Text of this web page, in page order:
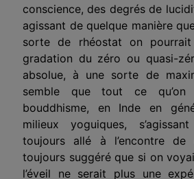
conscience, des degrés de
agissant de quelque manière
sorte de rhéostat on
gradation du zéro ou quasi-
absolue, à une sorte de
semble que tout ce
bouddhisme, en Inde en
milieux yoguiques,
toujours allé à l’encontre
toujours suggéré que si on
l’éveil ne serait plus une